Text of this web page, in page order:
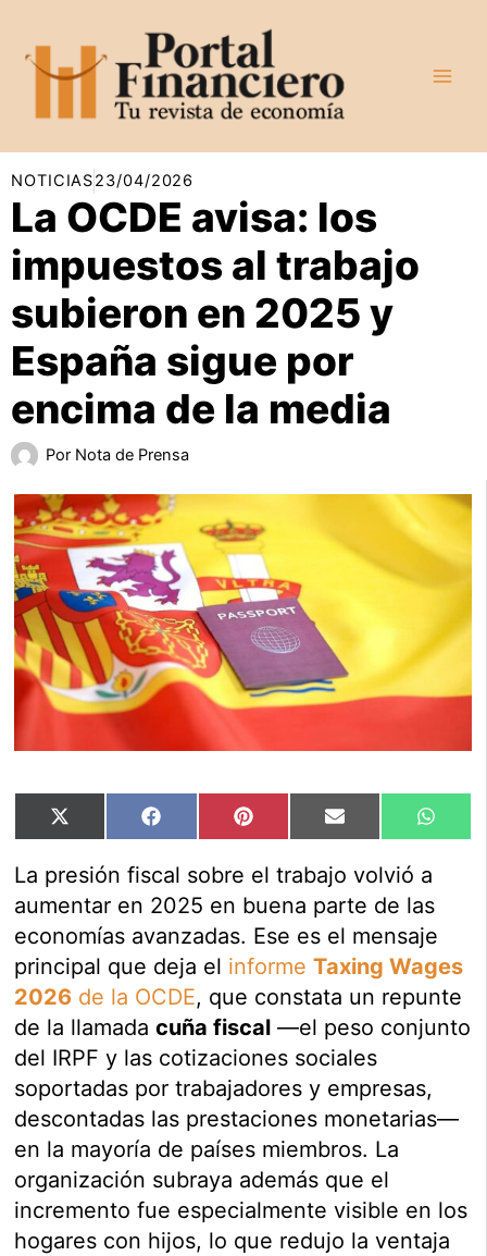
contenido
NOTICIAS23/04/2026
La OCDE avisa: los
impuestos al trabajo
subieron en 2025 y
España sigue por
encima de la media
Por Nota de Prensa
Compartir
en
X
(Twitter)
Compartir
en
Facebook Compartir
en
Pinterest Compartir
en
Email
en
La presión fiscal sobre el trabajo volvió a
aumentar en 2025 en buena parte de las
economías avanzadas. Ese es el mensaje
principal que deja el informeTaxing Wages
2026 de la OCDE, que constata un repunte
de la llamadacuña fiscal —el peso conjunto
del IRPF y las cotizaciones sociales
soportadas por trabajadores y empresas,
descontadas las prestaciones monetarias—
en la mayoría de países miembros. La
organización subraya además que el
incremento fue especialmente visible en los
hogares con hijos, lo que redujo la ventaja